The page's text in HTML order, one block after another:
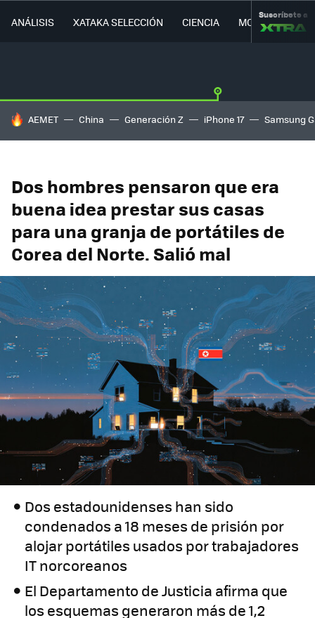
ANÁLISIS XATAKA SELECCIÓN CIENCIA MOVILIDAD
Suscríbete a
HOY SE HABLA DE
AEMET China Generación Z iPhone 17 Samsung
Dos hombres pensaron que era
buena idea prestar sus casas
para una granja de portátiles de
Corea del Norte. Salió mal
Dos estadounidenses han sido
condenados a 18 meses de prisión por
alojar portátiles usados por trabajadores
IT norcoreanos
El Departamento de Justicia afirma que
los esquemas generaron más de 1,2